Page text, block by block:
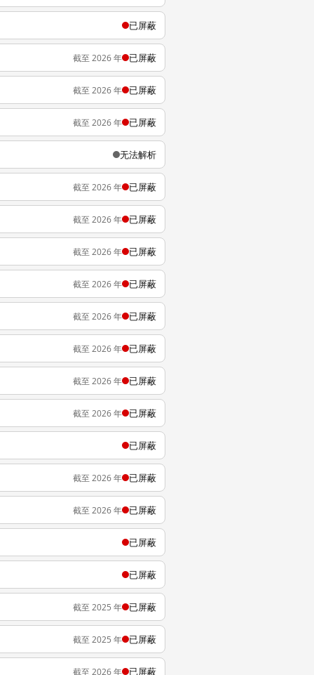
已屏蔽
截至 2026 年 已屏蔽
截至 2026 年 已屏蔽
截至 2026 年 已屏蔽
无法解析
截至 2026 年 已屏蔽
截至 2026 年 已屏蔽
截至 2026 年 已屏蔽
截至 2026 年 已屏蔽
截至 2026 年 已屏蔽
截至 2026 年 已屏蔽
截至 2026 年 已屏蔽
截至 2026 年 已屏蔽
已屏蔽
截至 2026 年 已屏蔽
截至 2026 年 已屏蔽
已屏蔽
已屏蔽
截至 2025 年 已屏蔽
截至 2025 年 已屏蔽
截至 2026 年 已屏蔽